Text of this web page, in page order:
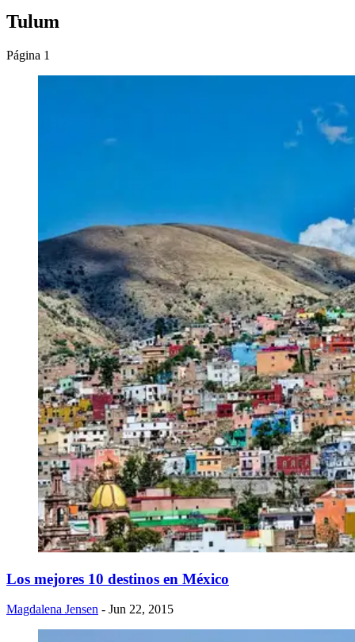
Tulum
Página 1
​Los mejores 10 destinos en México
Magdalena Jensen - Jun 22, 2015